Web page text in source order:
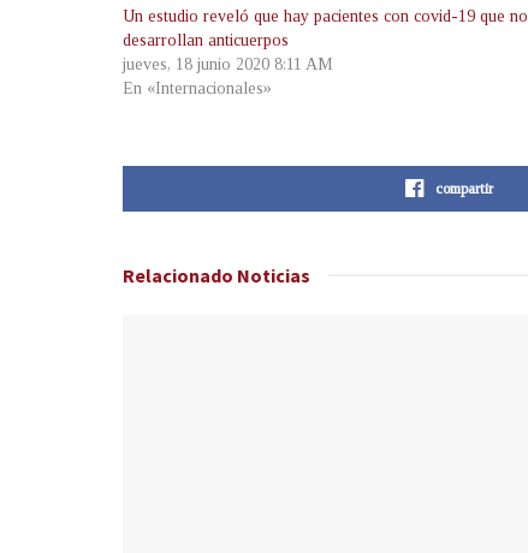
Un estudio reveló que hay pacientes con covid-19 que no
desarrollan anticuerpos
jueves, 18 junio 2020 8:11 AM
En «Internacionales»
compartir
Relacionado Noticias